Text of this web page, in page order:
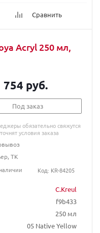
Сравнить
Acryl 250 мл,
C.Kreul
f9b433
250 мл
05 Native Yellow
754 руб.
Под заказ
обязательно свяжутся
условия заказа
ТК
Код: KR-84205